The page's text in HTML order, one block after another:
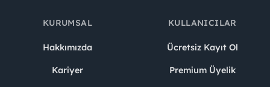
KURUMSAL
Hakkımızda
Kariyer
KULLANICILAR
Ücretsiz Kayıt Ol
Premium Üyelik